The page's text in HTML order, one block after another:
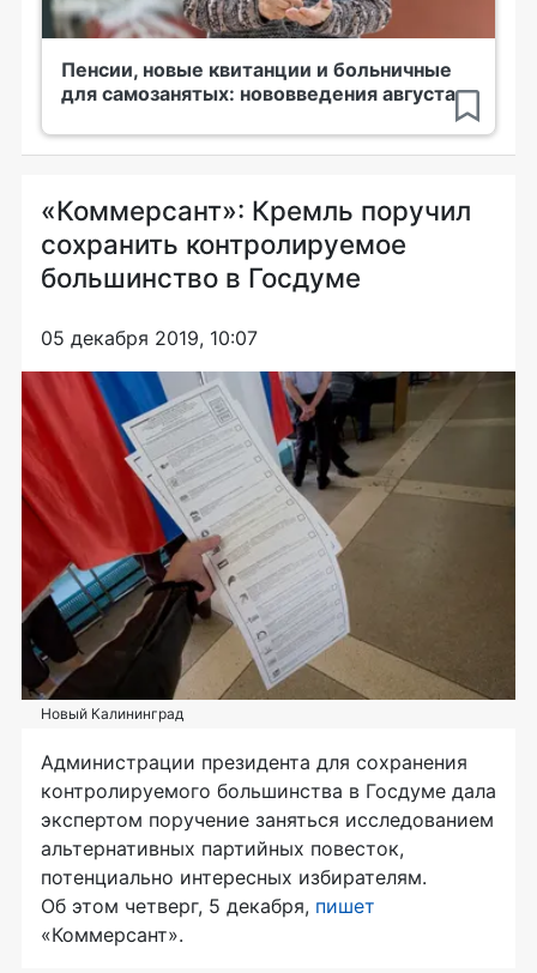
Пенсии, новые квитанции и больничные
для самозанятых: нововведения августа
«Коммерсант»: Кремль поручил
сохранить контролируемое
большинство в Госдуме
05 декабря 2019, 10:07
Новый Калининград
Администрации президента для сохранения
контролируемого большинства в Госдуме дала
экспертом поручение заняться исследованием
альтернативных партийных повесток,
потенциально интересных избирателям.
Об этом четверг, 5 декабря, пишет
«Коммерсант».